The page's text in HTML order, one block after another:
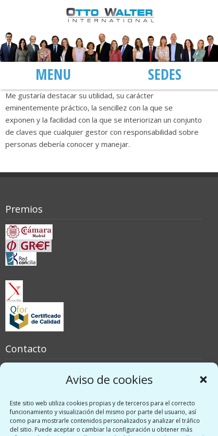
Aviso de cookies
Este sitio web utiliza cookies propias y de terceros para el correcto
funcionamiento y visualización del mismo por parte del usuario, así
como para mostrarle contenidos personalizados y analizar el tráfico
del sitio. Puede aceptar o cambiar la configuración u obtener más
MENÚ SEDES
Me gustaría destacar su utilidad, su carácter
eminentemente práctico, la sencillez con la que se
exponen y la facilidad con la que se interiorizan un conjunto
de claves que cualquier gestor con responsabilidad sobre
personas debería conocer y manejar.
Premios
Contacto
Redes sociales
Twitter